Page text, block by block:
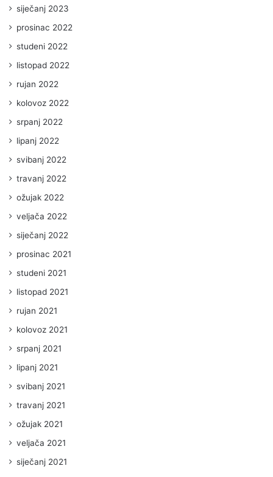
siječanj 2023
prosinac 2022
studeni 2022
listopad 2022
rujan 2022
kolovoz 2022
srpanj 2022
lipanj 2022
svibanj 2022
travanj 2022
ožujak 2022
veljača 2022
siječanj 2022
prosinac 2021
studeni 2021
listopad 2021
rujan 2021
kolovoz 2021
srpanj 2021
lipanj 2021
svibanj 2021
travanj 2021
ožujak 2021
veljača 2021
siječanj 2021